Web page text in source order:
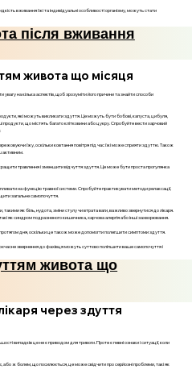
вживання їжі та індивідуальні особливості організму, можуть стати
після вживання
живота що місяця
на кілька аспектів, щоб зрозуміти його причини та знайти способи
які можуть викликати здуття. Це можуть бути бобові, капуста, цибуля,
продукти, що містять багато клітковини або цукру. Спробуйте вести харчовий
їжу, оскільки ковтання повітря під час їжі може сприяти здуттю. Також
активним.
травлення і зменшити відчуття здуття. Це може бути проста прогулянка
на функцію травної системи. Спробуйте практикувати методи релаксації,
загальне самопочуття.
як біль, нудота, зміни стулу чи втрата ваги, важливо звернутися до лікаря.
як синдром подразненого кишечника, харчова алергія або інші захворювання.
дня, оскільки це також може допомогти полегшити симптоми здуття.
звернення до фахівця можуть суттєво поліпшити ваше самопочуття і
живота що
через здуття
випадків це не є приводом для тривоги. Проте є певні ознаки і ситуації, коли
ж болем, що посилюється, це може свідчити про серйозні проблеми, такі як